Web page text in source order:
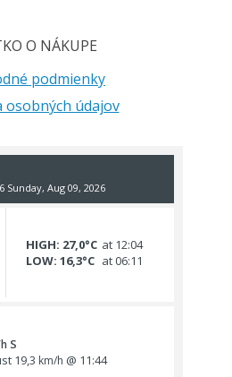
O NÁKUPE
podmienky
osobných údajov